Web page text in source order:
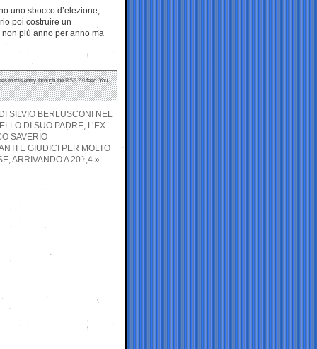
uno sbocco d’elezione,
poi costruire un
più anno per anno ma
to this entry through theRSS 2.0feed. You
SILVIO BERLUSCONI NEL
DI SUO PADRE, L’EX
SAVERIO
E GIUDICI PER MOLTO
ARRIVANDO A 201,4 »